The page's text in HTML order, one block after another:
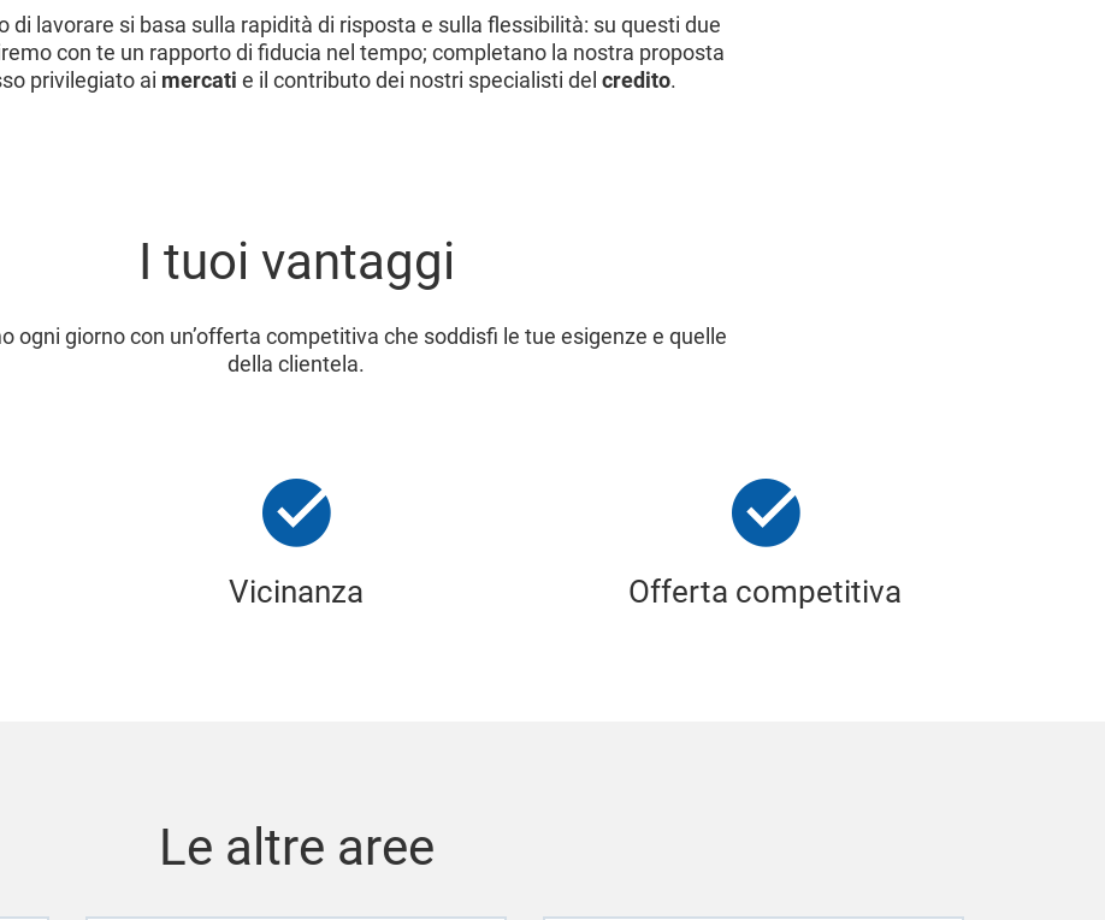
di lavorare si basa sulla rapidità di risposta e sulla flessibilità: su questi due
con te un rapporto di fiducia nel tempo; completano la nostra proposta
privilegiato ai mercati e il contributo dei nostri specialisti del credito.
I tuoi vantaggi
ogni giorno con un’offerta competitiva che soddisfi le tue esigenze e quelle
della clientela.
Vicinanza Offerta competitiva
Le altre aree